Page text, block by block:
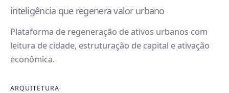
inteligência que regenera valor urbano
Plataforma de regeneração de ativos urbanos com
leitura de cidade, estruturação de capital e ativação
econômica.
ARQUITETURA